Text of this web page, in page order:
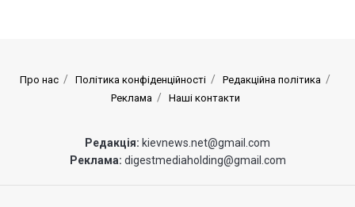
Про нас Політика конфіденційності
Редакційна політика
Реклама
Наші контакти
Редакція: kievnews.net@gmail.com
Реклама: digestmediaholding@gmail.com